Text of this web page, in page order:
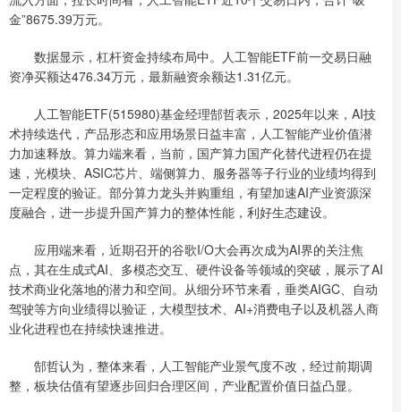
金”8675.39万元。
数据显示，杠杆资金持续布局中。人工智能ETF前一交易日融
资净买额达476.34万元，最新融资余额达1.31亿元。
人工智能ETF(515980)基金经理郜哲表示，2025年以来，AI技
术持续迭代，产品形态和应用场景日益丰富，人工智能产业价值潜
力加速释放。算力端来看，当前，国产算力国产化替代进程仍在提
速，光模块、ASIC芯片、端侧算力、服务器等子行业的业绩均得到
一定程度的验证。部分算力龙头并购重组，有望加速AI产业资源深
度融合，进一步提升国产算力的整体性能，利好生态建设。
应用端来看，近期召开的谷歌I/O大会再次成为AI界的关注焦
点，其在生成式AI、多模态交互、硬件设备等领域的突破，展示了AI
技术商业化落地的潜力和空间。从细分环节来看，垂类AIGC、自动
驾驶等方向业绩得以验证，大模型技术、AI+消费电子以及机器人商
业化进程也在持续快速推进。
郜哲认为，整体来看，人工智能产业景气度不改，经过前期调
整，板块估值有望逐步回归合理区间，产业配置价值日益凸显。